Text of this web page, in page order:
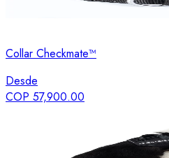
Collar Checkmate™
Desde
COP 57,900.00